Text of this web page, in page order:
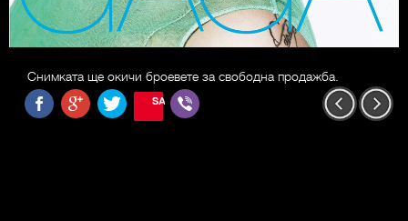
Снимката ще окичи броевете за свободна продажба.
SAVE